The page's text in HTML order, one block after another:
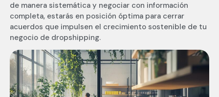
de manera sistemática y negociar con información
completa, estarás en posición óptima para cerrar
acuerdos que impulsen el crecimiento sostenible de tu
negocio de dropshipping.